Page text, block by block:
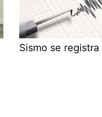
Sismo se